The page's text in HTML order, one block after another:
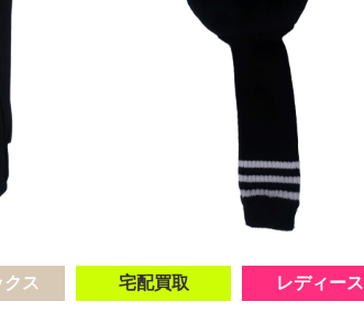
ス 宅配買取 レディース